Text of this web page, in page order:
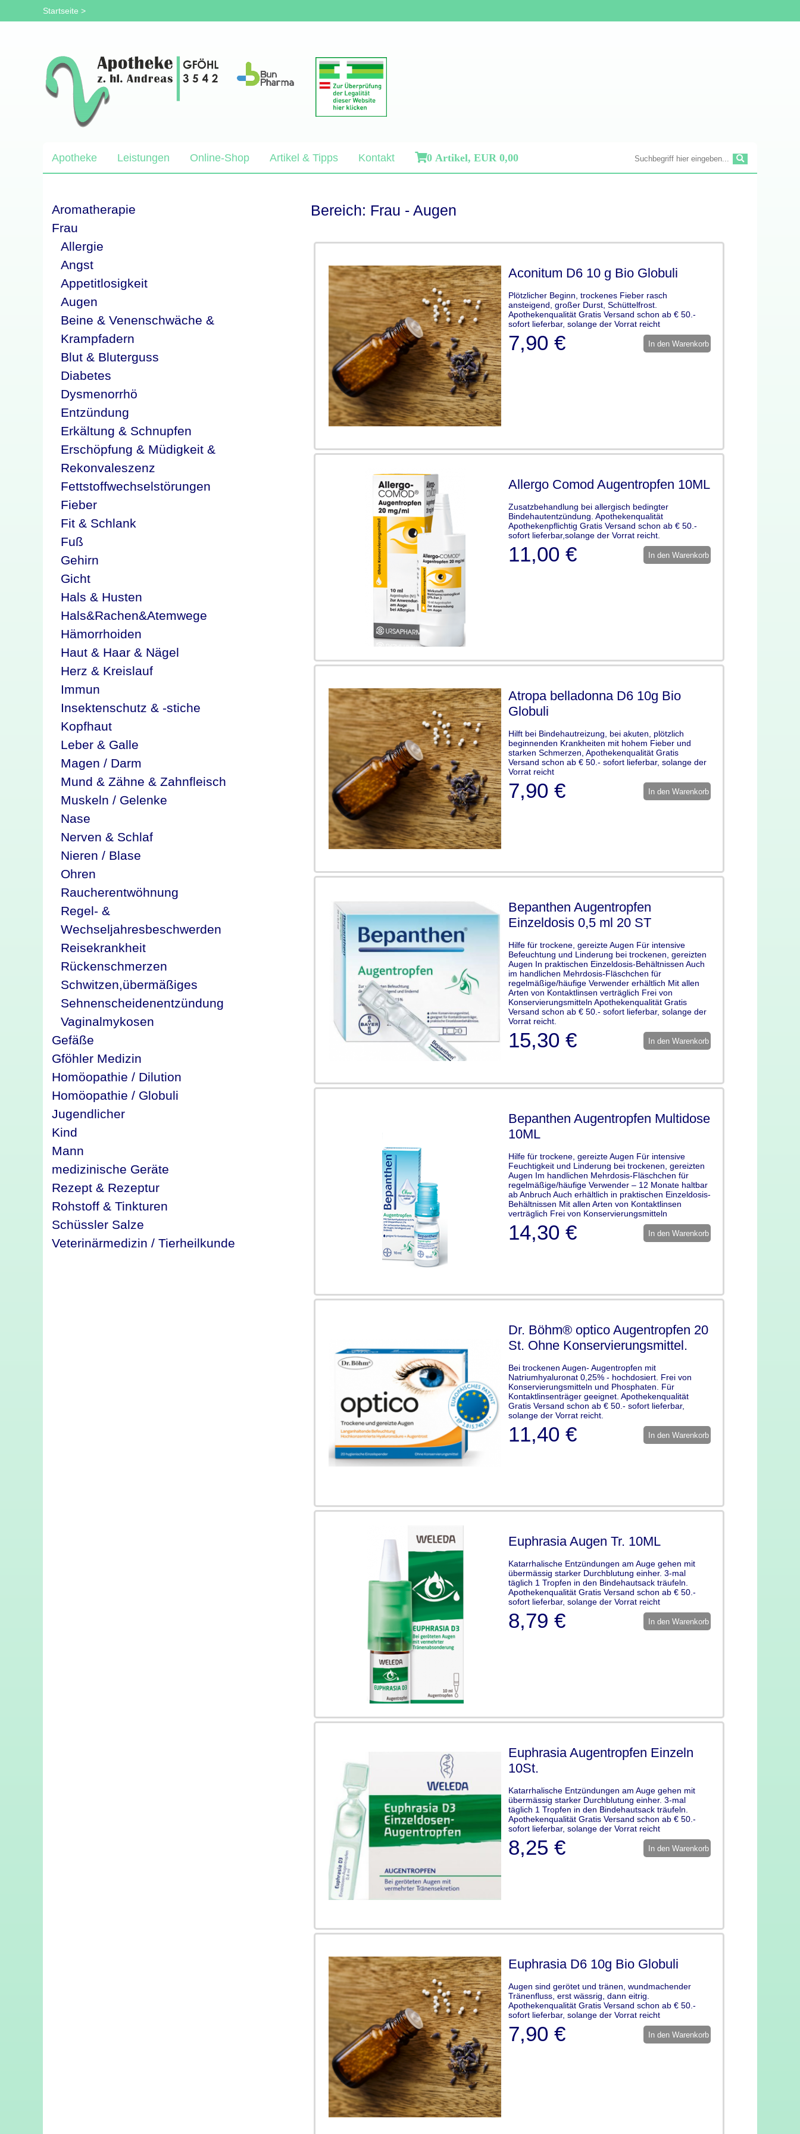
Startseite >
Apotheke Leistungen Online-Shop Artikel & Tipps Kontakt 0 Artikel, EUR 0,00
Aromatherapie
Frau
Allergie
Angst
Appetitlosigkeit
Augen
Beine & Venenschwäche &
Krampfadern
Blut & Bluterguss
Diabetes
Dysmenorrhö
Entzündung
Erkältung & Schnupfen
Erschöpfung & Müdigkeit &
Rekonvaleszenz
Fettstoffwechselstörungen
Fieber
Fit & Schlank
Fuß
Gehirn
Gicht
Hals & Husten
Hals&Rachen&Atemwege
Hämorrhoiden
Haut & Haar & Nägel
Herz & Kreislauf
Immun
Insektenschutz & -stiche
Kopfhaut
Leber & Galle
Magen / Darm
Mund & Zähne & Zahnfleisch
Muskeln / Gelenke
Nase
Nerven & Schlaf
Nieren / Blase
Ohren
Raucherentwöhnung
Regel- &
Wechseljahresbeschwerden
Reisekrankheit
Rückenschmerzen
Schwitzen,übermäßiges
Sehnenscheidenentzündung
Vaginalmykosen
Gefäße
Gföhler Medizin
Homöopathie / Dilution
Homöopathie / Globuli
Jugendlicher
Kind
Mann
medizinische Geräte
Rezept & Rezeptur
Rohstoff & Tinkturen
Schüssler Salze
Veterinärmedizin / Tierheilkunde
Bereich: Frau - Augen
Aconitum D6 10 g Bio Globuli
Plötzlicher Beginn, trockenes Fieber rasch
ansteigend, großer Durst, Schüttelfrost.
Apothekenqualität Gratis Versand schon ab € 50.-
sofort lieferbar, solange der Vorrat reicht
7,90 € In den Warenkorb
Allergo Comod Augentropfen 10ML
Zusatzbehandlung bei allergisch bedingter
Bindehautentzündung. Apothekenqualität
Apothekenpflichtig Gratis Versand schon ab € 50.-
sofort lieferbar,solange der Vorrat reicht.
11,00 € In den Warenkorb
Atropa belladonna D6 10g Bio
Globuli
Hilft bei Bindehautreizung, bei akuten, plötzlich
beginnenden Krankheiten mit hohem Fieber und
starken Schmerzen, Apothekenqualität Gratis
Versand schon ab € 50.- sofort lieferbar, solange der
Vorrat reicht
7,90 € In den Warenkorb
Bepanthen Augentropfen
Einzeldosis 0,5 ml 20 ST
Hilfe für trockene, gereizte Augen Für intensive
Befeuchtung und Linderung bei trockenen, gereizten
Augen In praktischen Einzeldosis-Behältnissen Auch
im handlichen Mehrdosis-Fläschchen für
regelmäßige/häufige Verwender erhältlich Mit allen
Arten von Kontaktlinsen verträglich Frei von
Konservierungsmitteln Apothekenqualität Gratis
Versand schon ab € 50.- sofort lieferbar, solange der
Vorrat reicht.
15,30 € In den Warenkorb
Bepanthen Augentropfen Multidose
10ML
Hilfe für trockene, gereizte Augen Für intensive
Feuchtigkeit und Linderung bei trockenen, gereizten
Augen Im handlichen Mehrdosis-Fläschchen für
regelmäßige/häufige Verwender – 12 Monate haltbar
ab Anbruch Auch erhältlich in praktischen Einzeldosis-
Behältnissen Mit allen Arten von Kontaktlinsen
verträglich Frei von Konservierungsmitteln
14,30 € In den Warenkorb
Dr. Böhm® optico Augentropfen 20
St. Ohne Konservierungsmittel.
Bei trockenen Augen- Augentropfen mit
Natriumhyaluronat 0,25% - hochdosiert. Frei von
Konservierungsmitteln und Phosphaten. Für
Kontaktlinsenträger geeignet. Apothekenqualität
Gratis Versand schon ab € 50.- sofort lieferbar,
solange der Vorrat reicht.
11,40 € In den Warenkorb
Euphrasia Augen Tr. 10ML
Katarrhalische Entzündungen am Auge gehen mit
übermässig starker Durchblutung einher. 3-mal
täglich 1 Tropfen in den Bindehautsack träufeln.
Apothekenqualität Gratis Versand schon ab € 50.-
sofort lieferbar, solange der Vorrat reicht
8,79 € In den Warenkorb
Euphrasia Augentropfen Einzeln
10St.
Katarrhalische Entzündungen am Auge gehen mit
übermässig starker Durchblutung einher. 3-mal
täglich 1 Tropfen in den Bindehautsack träufeln.
Apothekenqualität Gratis Versand schon ab € 50.-
sofort lieferbar, solange der Vorrat reicht
8,25 € In den Warenkorb
Euphrasia D6 10g Bio Globuli
Augen sind gerötet und tränen, wundmachender
Tränenfluss, erst wässrig, dann eitrig.
Apothekenqualität Gratis Versand schon ab € 50.-
sofort lieferbar, solange der Vorrat reicht
7,90 € In den Warenkorb